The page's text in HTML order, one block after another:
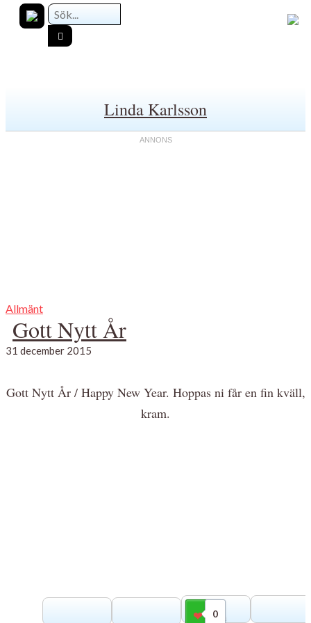
Linda Karlsson
Allmänt
Gott Nytt År
31 december 2015
Gott Nytt År / Happy New Year. Hoppas ni får en fin kväll,
kram.
0
Gilla